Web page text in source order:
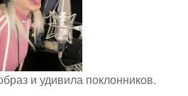
и удивила поклонников.